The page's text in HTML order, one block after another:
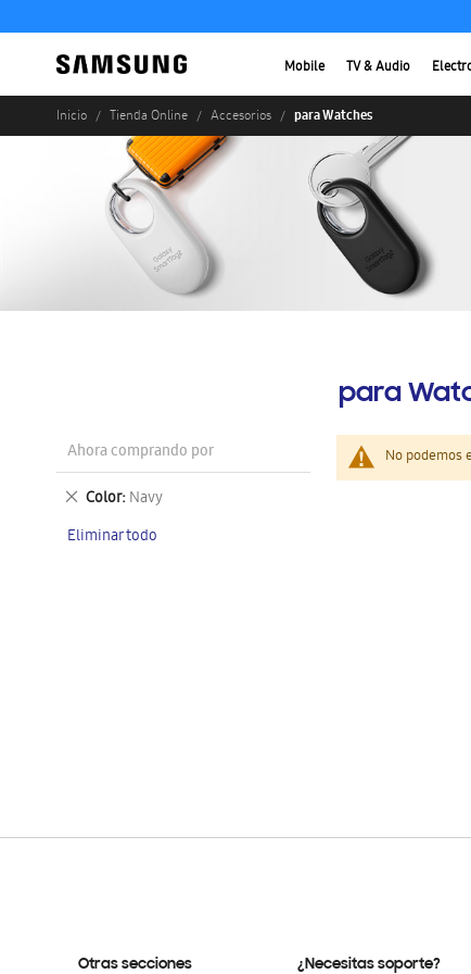
Mobile TV & Audio
Inicio Tienda Online Accesorios para Watches
para
No podemos
Ahora comprando por
Color Navy
Eliminar
artículo
Eliminar todo
Otras secciones ¿Necesitas soporte?